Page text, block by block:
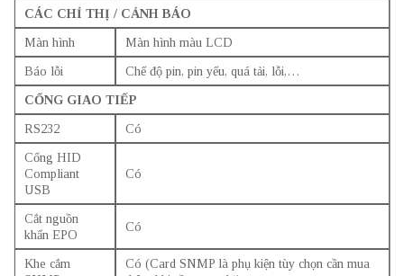
CÁC CHỈ THỊ / CẢNH BÁO
Màn hình
Màn hình màu LCD
Báo lỗi
Chế độ pin, pin yếu, quá tải, lỗi,…
CỔNG GIAO TIẾP
RS232
Có
Cổng HID
Compliant
USB
Có
Cắt nguồn
khẩn EPO
Có
Khe cắm
Có (Card SNMP là phụ kiện tùy chọn cần mua